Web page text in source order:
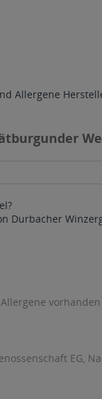
Allergene
Durbacher
EG,